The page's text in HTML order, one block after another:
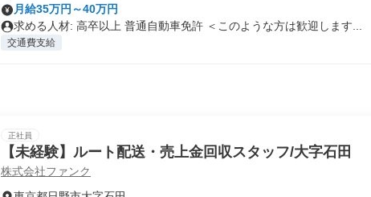
月給35万円～40万円
求める人材: 高卒以上 普通自動車免許 ＜このような方は歓迎します...
交通費支給
正社員
【未経験】ルート配送・売上金回収スタッフ/大字石田
株式会社ファンク